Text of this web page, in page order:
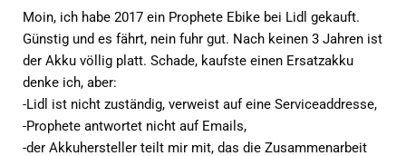
Moin, ich habe 2017 ein Prophete Ebike bei Lidl gekauft.
Günstig und es fährt, nein fuhr gut. Nach keinen 3 Jahren ist
der Akku völlig platt. Schade, kaufste einen Ersatzakku
denke ich, aber:
-Lidl ist nicht zuständig, verweist auf eine Serviceaddresse,
-Prophete antwortet nicht auf Emails,
-der Akkuhersteller teilt mir mit, das die Zusammenarbeit